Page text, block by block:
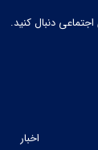
دنبال کنید.
اخبار